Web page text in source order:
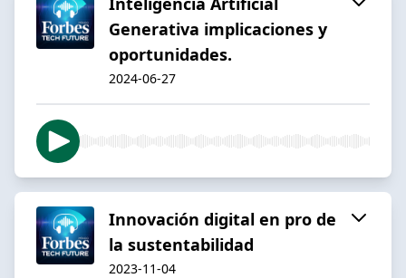
Generativa implicaciones y
oportunidades.
2024-06-27
Innovación digital en pro de
la sustentabilidad
2023-11-04